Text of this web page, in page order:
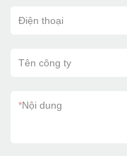
Điện thoại
Tên công ty
*Nội dung